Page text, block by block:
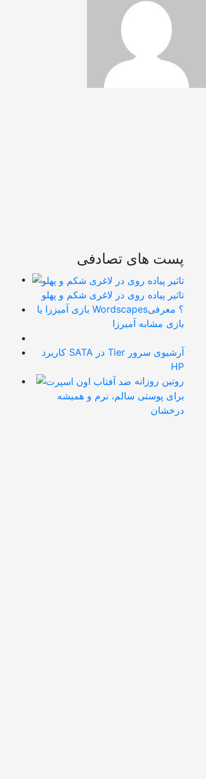
پست های تصادفی
تاثیر پیاده روی در لاغری شکم و پهلو
بازی آمیزرا یا Wordscapes؟ معرفی
بازی مشابه آمیرزا
کاربرد SATA در Tier آرشیوی سرور
HP
روتین روزانه
برای پوستی سالم، نرم و همیشه
درخشان